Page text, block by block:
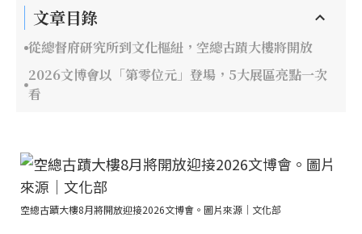
文章目錄
從總督府研究所到文化樞紐，空總古蹟大樓將開放
2026文博會以「第零位元」登場，5大展區亮點一次
看
空總古蹟大樓8月將開放迎接2026文博會。圖片來源｜文化部